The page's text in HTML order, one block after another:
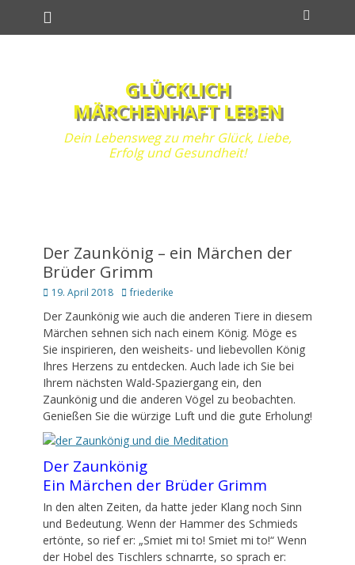
Inhalt
Primäres Menü
GLÜCKLICH
MÄRCHENHAFT LEBEN
Dein Lebensweg zu mehr Glück, Liebe,
Erfolg und Gesundheit!
Der Zaunkönig – ein Märchen der
Brüder Grimm
Posted
19. April 2018 Autor
friederike
Der Zaunkönig wie auch die anderen Tiere in diesem
Märchen sehnen sich nach einem König. Möge es
Sie inspirieren, den weisheits- und liebevollen König
Ihres Herzens zu entdecken. Auch lade ich Sie bei
Ihrem nächsten Wald-Spaziergang ein, den
Zaunkönig und die anderen Vögel zu beobachten.
Genießen Sie die würzige Luft und die gute Erholung!
Der Zaunkönig
Ein Märchen der Brüder Grimm
In den alten Zeiten, da hatte jeder Klang noch Sinn
und Bedeutung. Wenn der Hammer des Schmieds
ertönte, so rief er: „Smiet mi to! Smiet mi to!“ Wenn
der Hobel des Tischlers schnarrte, so sprach er: